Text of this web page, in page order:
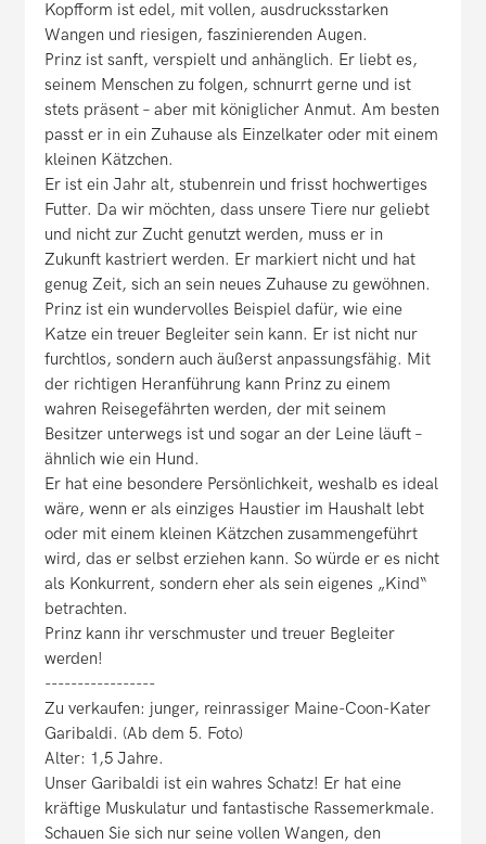
Kopfform ist edel, mit vollen, ausdrucksstarken
Wangen und riesigen, faszinierenden Augen.
Prinz ist sanft, verspielt und anhänglich. Er liebt es,
seinem Menschen zu folgen, schnurrt gerne und ist
stets präsent – aber mit königlicher Anmut. Am besten
passt er in ein Zuhause als Einzelkater oder mit einem
kleinen Kätzchen.
Er ist ein Jahr alt, stubenrein und frisst hochwertiges
Futter. Da wir möchten, dass unsere Tiere nur geliebt
und nicht zur Zucht genutzt werden, muss er in
Zukunft kastriert werden. Er markiert nicht und hat
genug Zeit, sich an sein neues Zuhause zu gewöhnen.
Prinz ist ein wundervolles Beispiel dafür, wie eine
Katze ein treuer Begleiter sein kann. Er ist nicht nur
furchtlos, sondern auch äußerst anpassungsfähig. Mit
der richtigen Heranführung kann Prinz zu einem
wahren Reisegefährten werden, der mit seinem
Besitzer unterwegs ist und sogar an der Leine läuft –
ähnlich wie ein Hund.
Er hat eine besondere Persönlichkeit, weshalb es ideal
wäre, wenn er als einziges Haustier im Haushalt lebt
oder mit einem kleinen Kätzchen zusammengeführt
wird, das er selbst erziehen kann. So würde er es nicht
als Konkurrent, sondern eher als sein eigenes „Kind“
betrachten.
Prinz kann ihr verschmuster und treuer Begleiter
werden!
-----------------
Zu verkaufen: junger, reinrassiger Maine-Coon-Kater
Garibaldi. (Ab dem 5. Foto)
Alter: 1,5 Jahre.
Unser Garibaldi ist ein wahres Schatz! Er hat eine
kräftige Muskulatur und fantastische Rassemerkmale.
Schauen Sie sich nur seine vollen Wangen, den